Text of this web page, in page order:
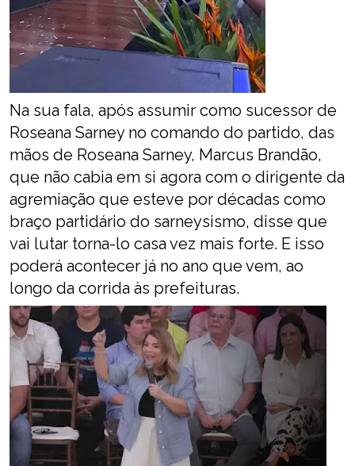
Na sua fala, após assumir como sucessor de
Roseana Sarney no comando do partido, das
mãos de Roseana Sarney, Marcus Brandão,
que não cabia em si agora com o dirigente da
agremiação que esteve por décadas como
braço partidário do sarneysismo, disse que
vai lutar torna-lo casa vez mais forte. E isso
poderá acontecer já no ano que vem, ao
longo da corrida às prefeituras.